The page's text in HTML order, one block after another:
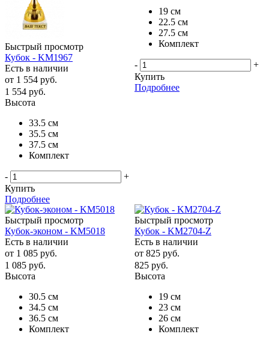
Быстрый просмотр
Кубок - KM1967
Есть в наличии
от 1 554 руб.
1 554 руб.
Высота
33.5 см
35.5 см
37.5 см
Комплект
-
+
Купить
Подробнее
19 см
22.5 см
27.5 см
Комплект
-
+
Купить
Подробнее
Быстрый просмотр
Кубок-эконом - KM5018
Есть в наличии
от 1 085 руб.
1 085 руб.
Высота
30.5 см
34.5 см
36.5 см
Комплект
Быстрый просмотр
Кубок - KM2704-Z
Есть в наличии
от 825 руб.
825 руб.
Высота
19 см
23 см
26 см
Комплект